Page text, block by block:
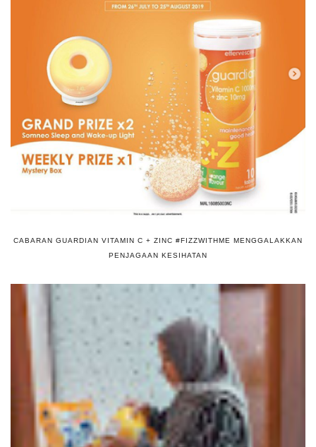
CABARAN GUARDIAN VITAMIN C + ZINC #FIZZWITHME MENGGALAKKAN
PENJAGAAN KESIHATAN